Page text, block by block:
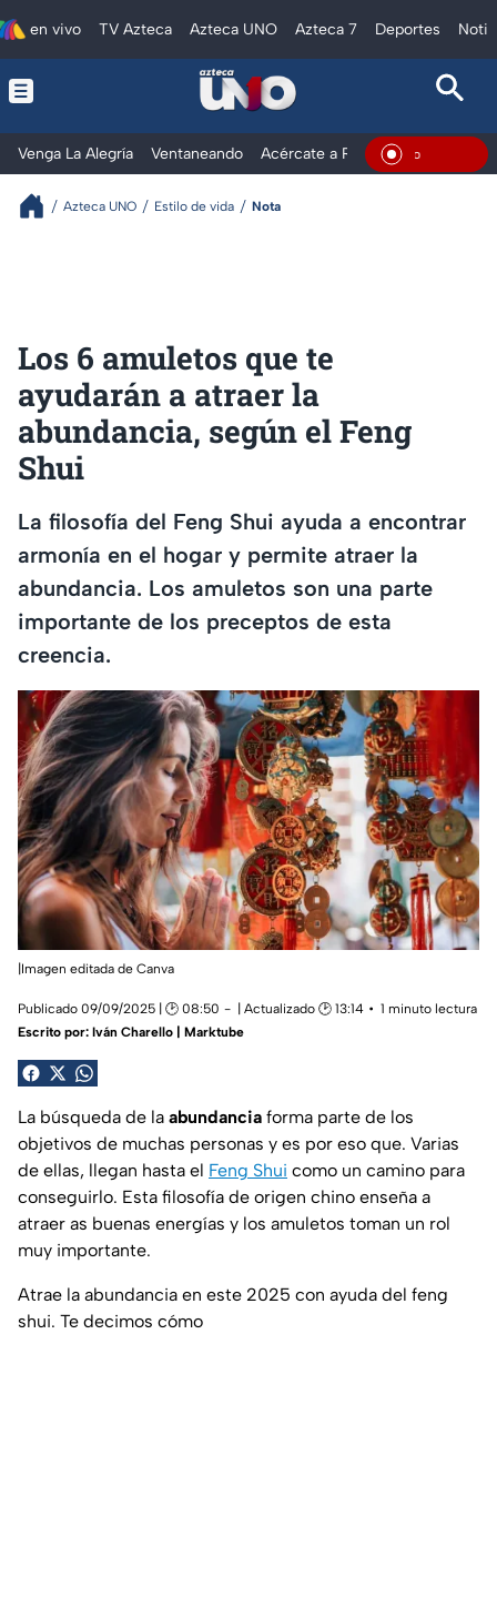
en vivo TV Azteca Azteca UNO Azteca 7 Deportes
Venga La Alegría Ventaneando Acércate a Rocío Al ExtremoEn Vivo
Azteca UNO Estilo de vida Nota
Los 6 amuletos que te
ayudarán a atraer la
abundancia, según el Feng
Shui
La filosofía del Feng Shui ayuda a encontrar
armonía en el hogar y permite atraer la
abundancia. Los amuletos son una parte
importante de los preceptos de esta
creencia.
|Imagen editada de Canva
Publicado 09/09/2025 | 🕑 08:50 | Actualizado 🕑 13:14
1 minuto lectura
Escrito por: Iván Charello | Marktube
La búsqueda de la abundancia forma parte de los
objetivos de muchas personas y es por eso que. Varias
de ellas, llegan hasta el Feng Shui como un camino para
conseguirlo. Esta filosofía de origen chino enseña a
atraer as buenas energías y los amuletos toman un rol
muy importante.
Atrae la abundancia en este 2025 con ayuda del feng
shui. Te decimos cómo